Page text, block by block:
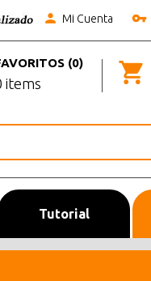
Mi Cuenta
(0)
items
Tutorial